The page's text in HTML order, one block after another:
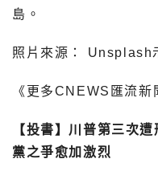
島。
照片來源： Unsplash
《更多CNEWS匯流新
【投書】川普第三次
黨之爭愈加激烈